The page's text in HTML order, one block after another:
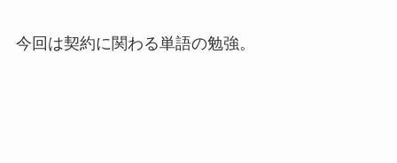
今回は契約に関わる単語の勉強。